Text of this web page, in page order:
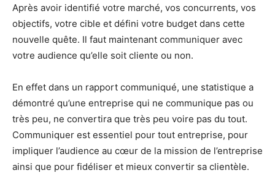
Après avoir identifié votre marché, vos concurrents, vos
objectifs, votre cible et défini votre budget dans cette
nouvelle quête. Il faut maintenant communiquer avec
votre audience qu’elle soit cliente ou non.
En effet dans un rapport communiqué, une statistique a
démontré qu’une entreprise qui ne communique pas ou
très peu, ne convertira que très peu voire pas du tout.
Communiquer est essentiel pour tout entreprise, pour
impliquer l’audience au cœur de la mission de l’entreprise
ainsi que pour fidéliser et mieux convertir sa clientèle.